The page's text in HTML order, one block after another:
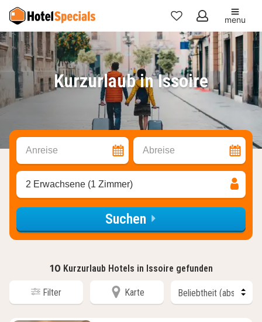
Meine
Favoriten
menu
Kurzurlaub in Issoire
Anreise Abreise
2 Erwachsene (1 Zimmer)
Suchen
10 Kurzurlaub Hotels in Issoire gefunden
Filter Karte